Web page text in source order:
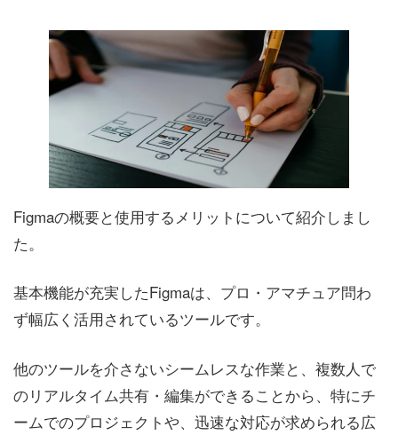
Figmaの概要と使用するメリットについて紹介しまし
た。
基本機能が充実したFigmaは、プロ・アマチュア問わ
ず幅広く活用されているツールです。
他のツールを介さないシームレスな作業と、複数人で
のリアルタイム共有・編集ができることから、特にチ
ームでのプロジェクトや、迅速な対応が求められる広